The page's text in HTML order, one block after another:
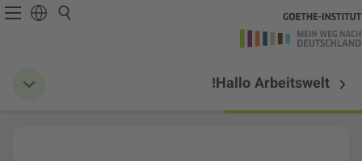
Hallo Arbeitswelt!